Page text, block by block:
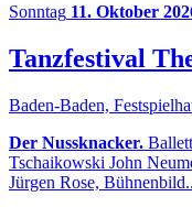
Sonntag 11. Oktober
Tanzfestival
Baden-Baden,
Der Nussknacker.
Tschaikowski John
Jürgen Rose,